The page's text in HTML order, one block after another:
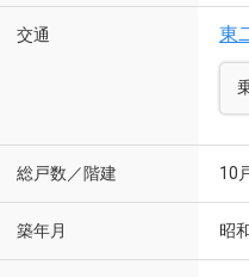
交通 東
総戸数／階建 10
築年月 昭